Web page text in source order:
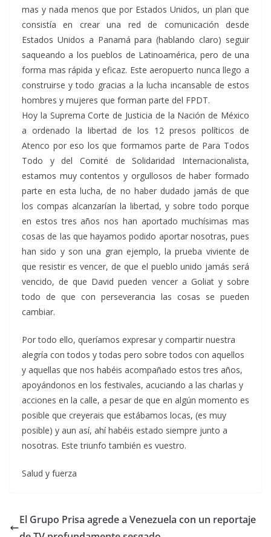
mas y nada menos que por Estados Unidos, un plan que
consistía en crear una red de comunicación desde
Estados Unidos a Panamá para (hablando claro) seguir
saqueando a los pueblos de Latinoamérica, pero de una
forma mas rápida y eficaz. Este aeropuerto nunca llego a
construirse y todo gracias a la lucha incansable de estos
hombres y mujeres que forman parte del FPDT.
Hoy la Suprema Corte de Justicia de la Nación de México
a ordenado la libertad de los 12 presos políticos de
Atenco por eso los que formamos parte de Para Todos
Todo y del Comité de Solidaridad Internacionalista,
estamos muy contentos y orgullosos de haber formado
parte en esta lucha, de no haber dudado jamás de que
los compas alcanzarían la libertad, y sobre todo porque
en estos tres años nos han aportado muchísimas mas
cosas de las que hayamos podido aportar nosotras, pues
han sido y son una gran ejemplo, la prueba viviente de
que resistir es vencer, de que el pueblo unido jamás será
vencido, de que David pueden vencer a Goliat y sobre
todo de que con perseverancia las cosas se pueden
cambiar.
Por todo ello, queríamos expresar y compartir nuestra
alegría con todos y todas pero sobre todos con aquellos
y aquellas que nos habéis acompañado estos tres años,
apoyándonos en los festivales, acuciando a las charlas y
acciones en la calle, a pesar de que en algún momento es
posible que creyerais que estábamos locas, (es muy
posible) y aun así, ahí habéis estado siempre junto a
nosotras. Este triunfo también es vuestro.
Salud y fuerza
El Grupo Prisa agrede a Venezuela con un reportaje